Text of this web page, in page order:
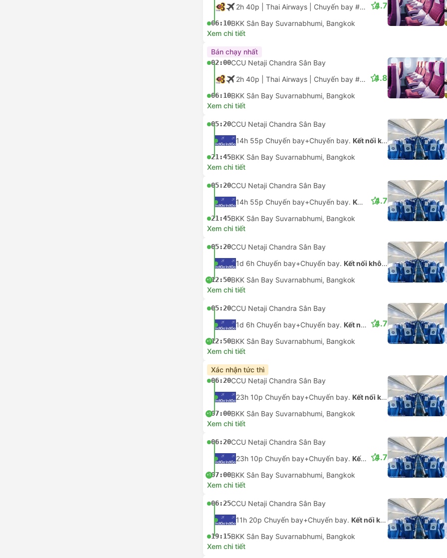
2h 40p | Thai Airways Chuyến bay #TG314 |Tiết kiệm
06:10BKK Sân Bay Suvarnabhumi, Bangkok
4.7
Xem chi tiết
Bán chạy nhất
02:00CCU Netaji Chandra Sân Bay
2h 40p | Thai Airways Chuyến bay #TG314 |Tiết kiệm
06:10BKK Sân Bay Suvarnabhumi, Bangkok
4.8
Xem chi tiết
05:20CCU Netaji Chandra Sân Bay
14h 55p Chuyến bay+Chuyến bay. Kết nối không được đảm bảo
21:45BKK Sân Bay Suvarnabhumi, Bangkok
Xem chi tiết
05:20CCU Netaji Chandra Sân Bay
14h 55p Chuyến bay+Chuyến bay. Kết nối không được đảm bảo
21:45BKK Sân Bay Suvarnabhumi, Bangkok
4.7
Xem chi tiết
05:20CCU Netaji Chandra Sân Bay
1d 6h Chuyến bay+Chuyến bay. Kết nối không được đảm bảo
+112:50BKK Sân Bay Suvarnabhumi, Bangkok
Xem chi tiết
05:20CCU Netaji Chandra Sân Bay
1d 6h Chuyến bay+Chuyến bay. Kết nối không được đảm bảo
+112:50BKK Sân Bay Suvarnabhumi, Bangkok
4.7
Xem chi tiết
Xác nhận tức thì
06:20CCU Netaji Chandra Sân Bay
23h 10p Chuyến bay+Chuyến bay. Kết nối không được đảm bảo
+107:00BKK Sân Bay Suvarnabhumi, Bangkok
Xem chi tiết
06:20CCU Netaji Chandra Sân Bay
23h 10p Chuyến bay+Chuyến bay. Kết nối không được đảm bảo
+107:00BKK Sân Bay Suvarnabhumi, Bangkok
4.7
Xem chi tiết
06:25CCU Netaji Chandra Sân Bay
11h 20p Chuyến bay+Chuyến bay. Kết nối không được đảm bảo
19:15BKK Sân Bay Suvarnabhumi, Bangkok
Xem chi tiết